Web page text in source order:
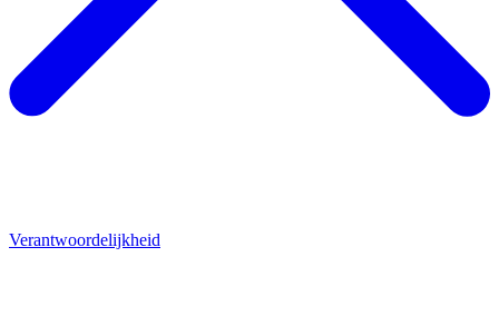
Verantwoordelijkheid